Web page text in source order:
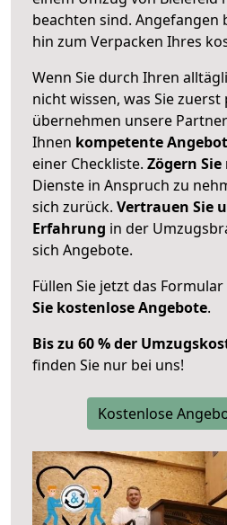
beachten sind. Angefangen
hin zum Verpacken Ihres
Wenn Sie durch Ihren
nicht wissen, was Sie
übernehmen unsere
Ihnen kompetente
einer Checkliste. Zögern
Dienste in Anspruch zu
sich zurück. Vertrauen Sie
Erfahrung in der
sich Angebote.
Füllen Sie jetzt das
Sie kostenlose Angebote.
Bis zu 60 % der
finden Sie nur bei uns!
Kostenlose